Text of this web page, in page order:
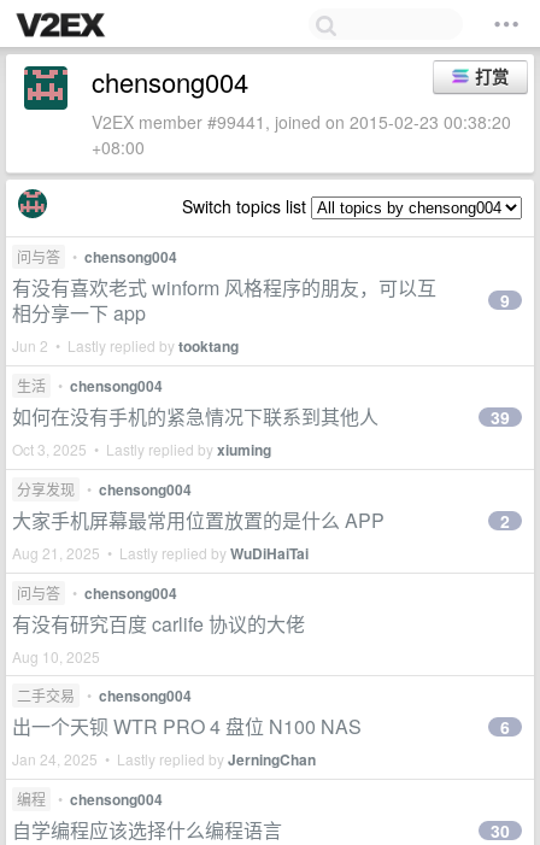
打赏
chensong004
V2EX member #99441, joined on 2015-02-23 00:38:20
+08:00
Switch topics list
问与答 • chensong004
有没有喜欢老式 winform 风格程序的朋友，可以互
相分享一下 app
Jun 2 • Lastly replied bytooktang
9
生活 • chensong004
如何在没有手机的紧急情况下联系到其他人
Oct 3, 2025 • Lastly replied byxiuming
39
分享发现 • chensong004
大家手机屏幕最常用位置放置的是什么 APP
Aug 21, 2025 • Lastly replied byWuDiHaiTai
2
问与答 • chensong004
有没有研究百度 carlife 协议的大佬
Aug 10, 2025
二手交易
• chensong004
出一个天钡 WTR PRO 4 盘位 N100 NAS
Jan 24, 2025 • Lastly replied byJerningChan
6
编程 • chensong004
自学编程应该选择什么编程语言 30